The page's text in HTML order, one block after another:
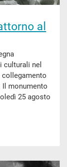
al
culturali nel
collegamento
Il monumento
25 agosto